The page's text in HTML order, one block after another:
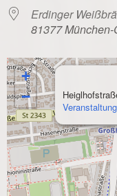
Erdinger
81377
+
−